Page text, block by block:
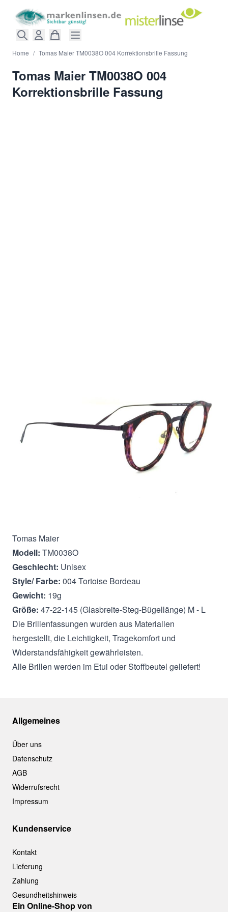
Home / Tomas Maier TM0038O 004 Korrektionsbrille Fassung
Tomas Maier TM0038O 004
Korrektionsbrille Fassung
Tomas Maier
Modell: TM0038O
Geschlecht: Unisex
Style/ Farbe: 004 Tortoise Bordeau
Gewicht: 19g
Größe: 47-22-145 (Glasbreite-Steg-Bügellänge) M - L
Die Brillenfassungen wurden aus Materialien
hergestellt, die Leichtigkeit, Tragekomfort und
Widerstandsfähigkeit gewährleisten.
Alle Brillen werden im Etui oder Stoffbeutel geliefert!
Allgemeines
Über uns
Datenschutz
AGB
Widerrufsrecht
Impressum
Kundenservice
Kontakt
Lieferung
Zahlung
Gesundheitshinweis
Ein Online-Shop von